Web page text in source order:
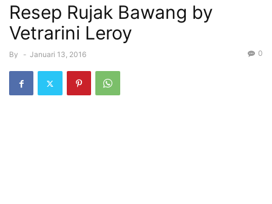
Resep Rujak Bawang by
Vetrarini Leroy
By - Januari 13, 2016 0